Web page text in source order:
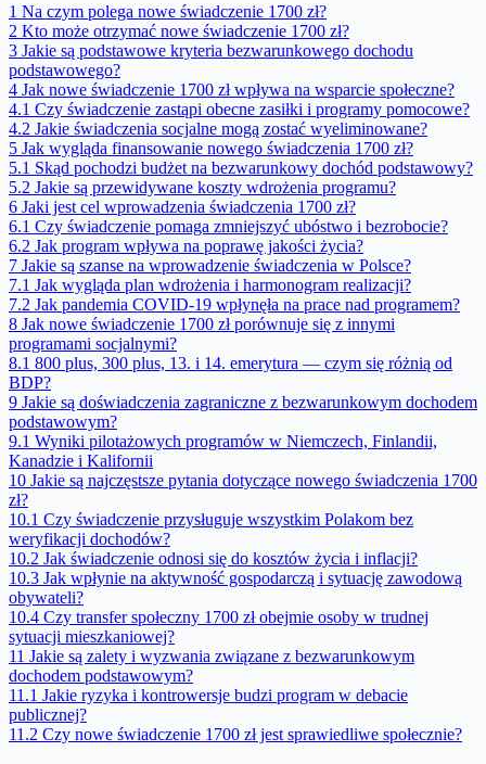
1 Na czym polega nowe świadczenie 1700 zł?
2 Kto może otrzymać nowe świadczenie 1700 zł?
3 Jakie są podstawowe kryteria bezwarunkowego dochodu
podstawowego?
4 Jak nowe świadczenie 1700 zł wpływa na wsparcie społeczne?
4.1 Czy świadczenie zastąpi obecne zasiłki i programy pomocowe?
4.2 Jakie świadczenia socjalne mogą zostać wyeliminowane?
5 Jak wygląda finansowanie nowego świadczenia 1700 zł?
5.1 Skąd pochodzi budżet na bezwarunkowy dochód podstawowy?
5.2 Jakie są przewidywane koszty wdrożenia programu?
6 Jaki jest cel wprowadzenia świadczenia 1700 zł?
6.1 Czy świadczenie pomaga zmniejszyć ubóstwo i bezrobocie?
6.2 Jak program wpływa na poprawę jakości życia?
7 Jakie są szanse na wprowadzenie świadczenia w Polsce?
7.1 Jak wygląda plan wdrożenia i harmonogram realizacji?
7.2 Jak pandemia COVID-19 wpłynęła na prace nad programem?
8 Jak nowe świadczenie 1700 zł porównuje się z innymi
programami socjalnymi?
8.1 800 plus, 300 plus, 13. i 14. emerytura — czym się różnią od
BDP?
9 Jakie są doświadczenia zagraniczne z bezwarunkowym dochodem
podstawowym?
9.1 Wyniki pilotażowych programów w Niemczech, Finlandii,
Kanadzie i Kalifornii
10 Jakie są najczęstsze pytania dotyczące nowego świadczenia 1700
zł?
10.1 Czy świadczenie przysługuje wszystkim Polakom bez
weryfikacji dochodów?
10.2 Jak świadczenie odnosi się do kosztów życia i inflacji?
10.3 Jak wpłynie na aktywność gospodarczą i sytuację zawodową
obywateli?
10.4 Czy transfer społeczny 1700 zł obejmie osoby w trudnej
sytuacji mieszkaniowej?
11 Jakie są zalety i wyzwania związane z bezwarunkowym
dochodem podstawowym?
11.1 Jakie ryzyka i kontrowersje budzi program w debacie
publicznej?
11.2 Czy nowe świadczenie 1700 zł jest sprawiedliwe społecznie?